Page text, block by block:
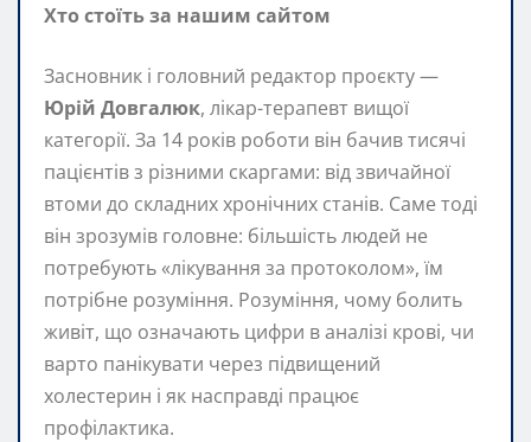
Хто стоїть за нашим сайтом
Засновник і головний редактор проєкту —
Юрій Довгалюк, лікар-терапевт вищої
категорії. За 14 років роботи він бачив тисячі
пацієнтів з різними скаргами: від звичайної
втоми до складних хронічних станів. Саме тоді
він зрозумів головне: більшість людей не
потребують «лікування за протоколом», їм
потрібне розуміння. Розуміння, чому болить
живіт, що означають цифри в аналізі крові, чи
варто панікувати через підвищений
холестерин і як насправді працює
профілактика.